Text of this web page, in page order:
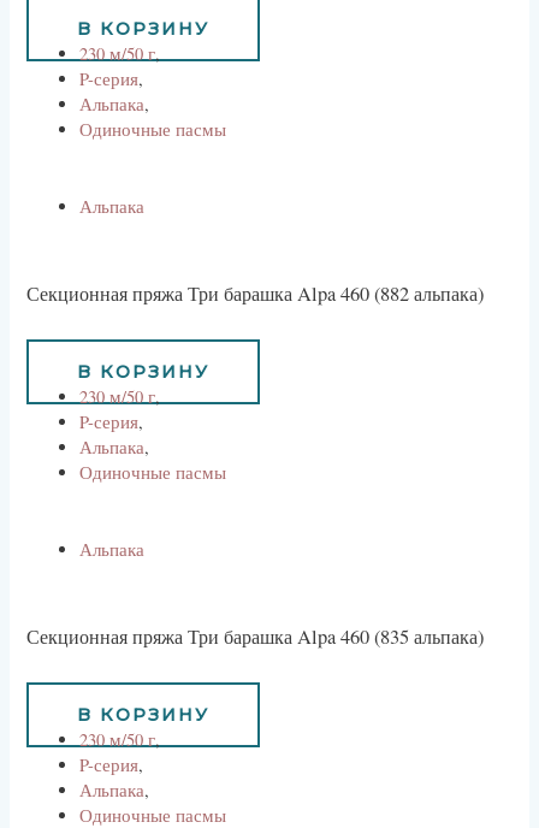
В КОРЗИНУ
230 м/50 г,
P-серия,
Альпака,
Одиночные пасмы
Альпака
Секционная пряжа Три барашка Alpa 460 (882 альпака)
734руб
В КОРЗИНУ
230 м/50 г,
P-серия,
Альпака,
Одиночные пасмы
Альпака
Секционная пряжа Три барашка Alpa 460 (835 альпака)
734руб
В КОРЗИНУ
230 м/50 г,
P-серия,
Альпака,
Одиночные пасмы